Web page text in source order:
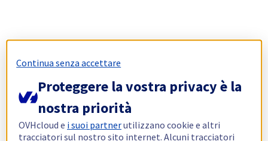
Continua senza accettare
Proteggere la vostra privacy è la
nostra priorità
OVHcloud e i suoi partnerutilizzano cookie e altri
tracciatori sul nostro sito internet. Alcuni tracciatori